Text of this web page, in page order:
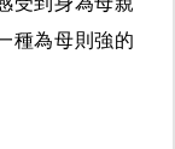
種為母則強的